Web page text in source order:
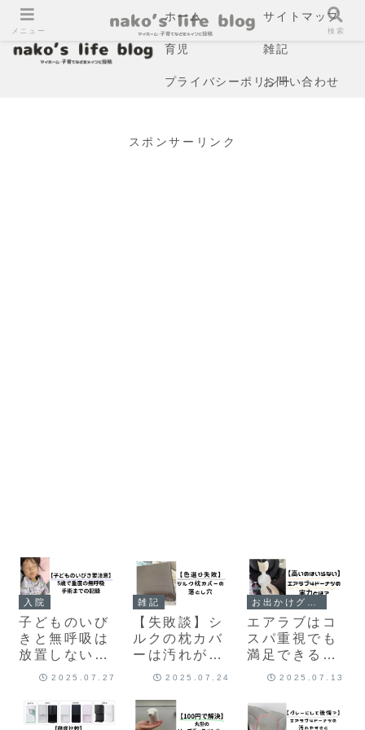
ホーム サイトマップ
育児 雑記
プライバシーポリシーお問い合わせ
スポンサーリンク
入院
子どものいび
きと無呼吸は
放置しないで
｜検査・手
験談
2025.07.27
雑記
【失敗談】シ
ルクの枕カバ
ーは汚れが目
立つ！？色選
2025.07.24
エアラブはコ
スパ重視でも
満足できる？
ドーナツを実
アルレビュー
2025.07.13
メニュー 検索